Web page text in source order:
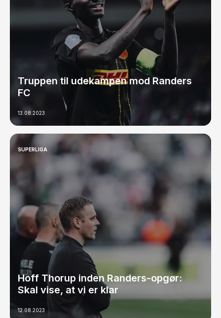
Truppen til udekampen mod Randers
FC
13.08.2023
SUPERLIGA
Hoff Thorup inden Randers-opgør:
Skal vise, at vi er klar
12.08.2023